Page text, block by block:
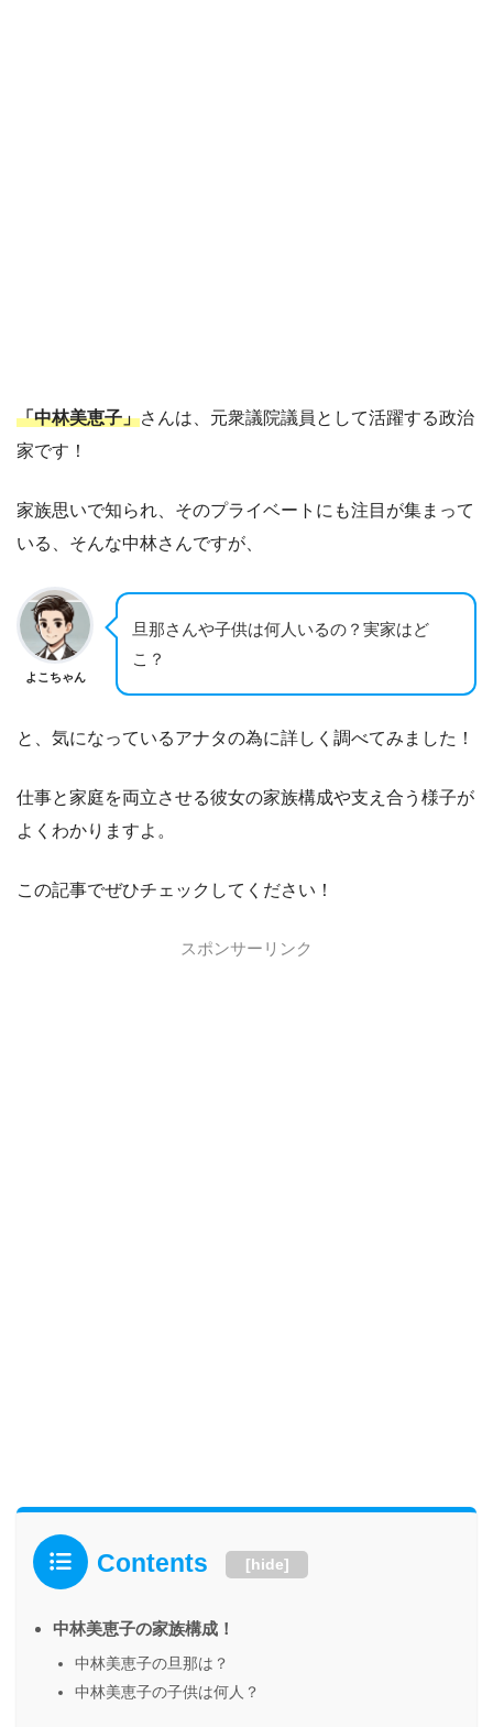
「中林美恵子」さんは、元衆議院議員として活躍する政治
家です！
家族思いで知られ、そのプライベートにも注目が集まって
いる、そんな中林さんですが、
よこちゃん
旦那さんや子供は何人いるの？実家はど
こ？
と、気になっているアナタの為に詳しく調べてみました！
仕事と家庭を両立させる彼女の家族構成や支え合う様子が
よくわかりますよ。
この記事でぜひチェックしてください！
スポンサーリンク
Contents [hide]
中林美恵子の家族構成！
中林美恵子の旦那は？
中林美恵子の子供は何人？